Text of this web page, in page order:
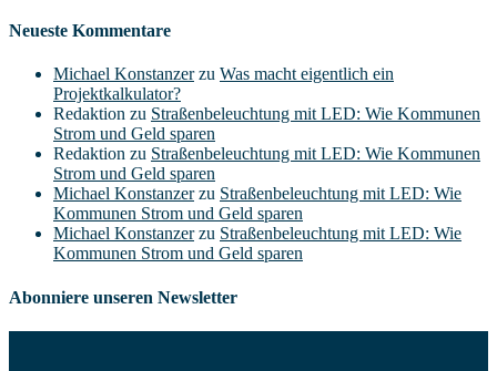
Neueste Kommentare
Michael Konstanzerzu Was macht eigentlich ein
Projektkalkulator?
Redaktion zu Straßenbeleuchtung mit LED: Wie Kommunen
Strom und Geld sparen
Redaktion zu Straßenbeleuchtung mit LED: Wie Kommunen
Strom und Geld sparen
Michael Konstanzerzu Straßenbeleuchtung mit LED: Wie
Kommunen Strom und Geld sparen
Michael Konstanzerzu Straßenbeleuchtung mit LED: Wie
Kommunen Strom und Geld sparen
Abonniere unseren Newsletter